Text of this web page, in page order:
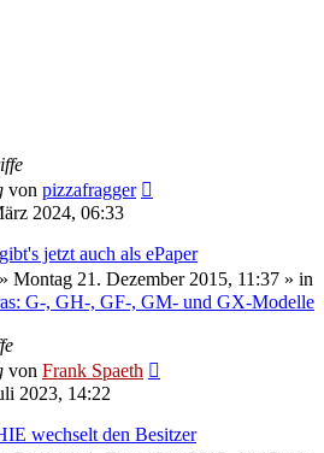
von pizzafragger
2024, 06:33
jetzt auch als ePaper
» Montag 21. Dezember 2015, 11:37 » in
G-, GH-, GF-, GM- und GX-Modelle
von Frank Spaeth
2023, 14:22
wechselt den Besitzer